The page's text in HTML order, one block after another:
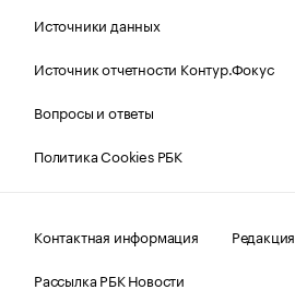
Источники данных
Источник отчетности Контур.Фокус
Вопросы и ответы
Политика Cookies РБК
Контактная информация
Редакция
Рассылка РБК Новости